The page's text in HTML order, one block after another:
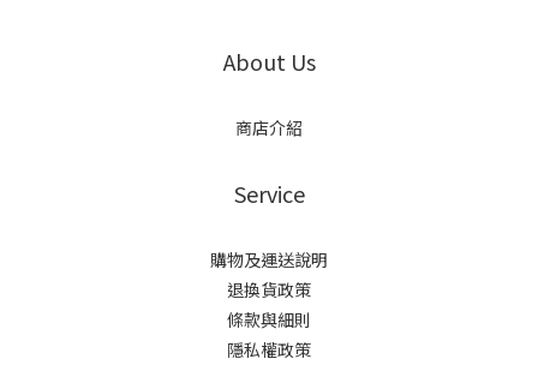
About Us
商店介紹
Service
購物及運送說明
退換貨政策
條款與細則
隱私權政策